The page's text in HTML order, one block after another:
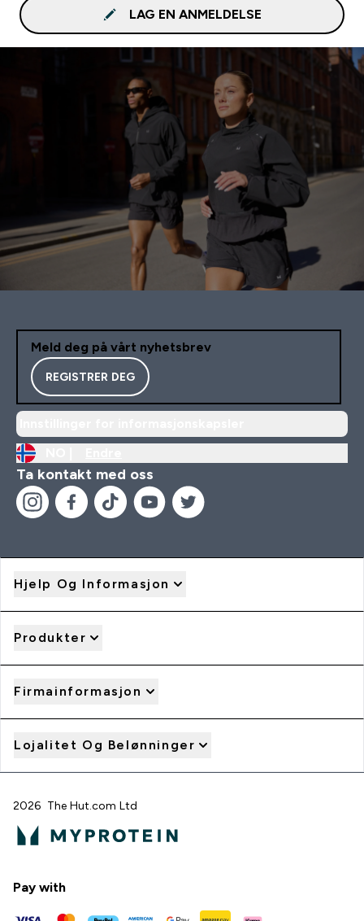
LAG EN ANMELDELSE
Meld deg på vårt nyhetsbrev
REGISTRER DEG
Ta kontakt med oss
Hjelp Og Informasjon
Produkter
Firmainformasjon
Lojalitet Og Belønninger
2026 The Hut.com Ltd
Pay with